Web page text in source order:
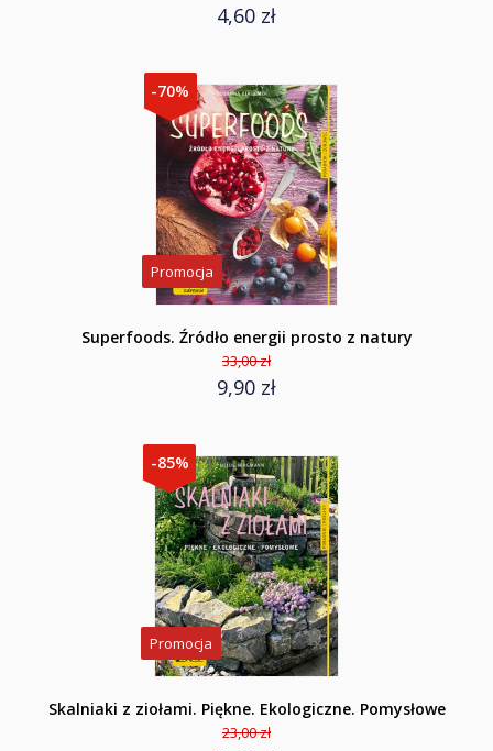
4,60 zł
-70%
Promocja
Superfoods. Źródło energii prosto z natury
33,00 zł
9,90 zł
-85%
Promocja
Skalniaki z ziołami. Piękne. Ekologiczne. Pomysłowe
23,00 zł